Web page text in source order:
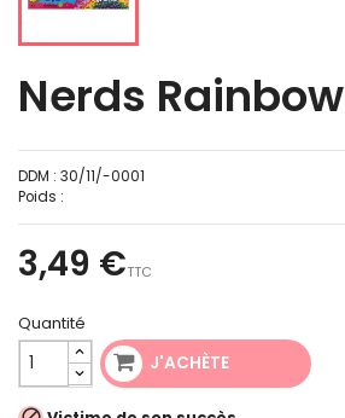
Nerds Rainbow
DDM : 30/11/-0001
Poids :
3,49 €TTC
Quantité
J'ACHÈTE